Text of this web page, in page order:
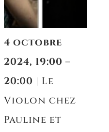
4 octobre
2024, 19:00 –
20:00 | Le
Violon chez
Pauline et